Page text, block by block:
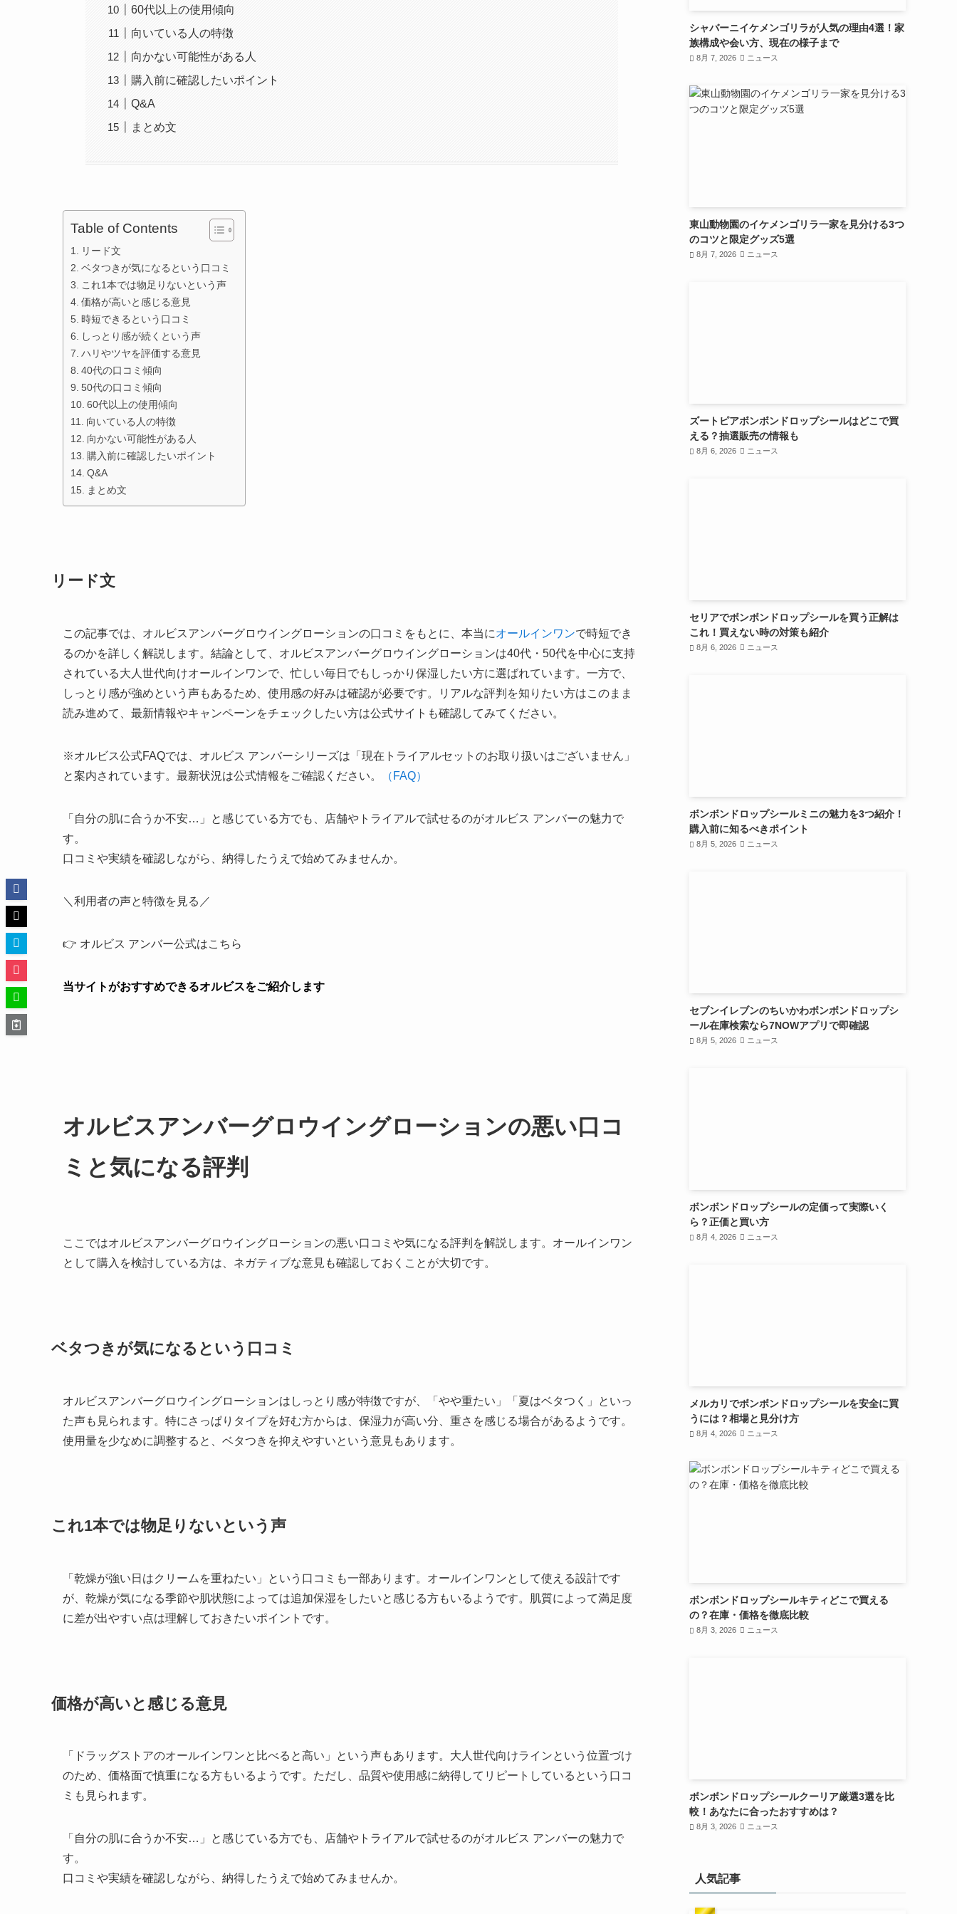
60代以上の使用傾向
向いている人の特徴
向かない可能性がある人
購入前に確認したいポイント
Q&A
まとめ文
Table of Contents
リード文
ベタつきが気になるという口コミ
これ1本では物足りないという声
価格が高いと感じる意見
時短できるという口コミ
しっとり感が続くという声
ハリやツヤを評価する意見
40代の口コミ傾向
50代の口コミ傾向
60代以上の使用傾向
向いている人の特徴
向かない可能性がある人
購入前に確認したいポイント
Q&A
まとめ文
リード文
この記事では、オルビスアンバーグロウイングローションの口コミをもとに、本当にオールインワンで時短でき
るのかを詳しく解説します。結論として、オルビスアンバーグロウイングローションは40代・50代を中心に支持
されている大人世代向けオールインワンで、忙しい毎日でもしっかり保湿したい方に選ばれています。一方で、
しっとり感が強めという声もあるため、使用感の好みは確認が必要です。リアルな評判を知りたい方はこのまま
読み進めて、最新情報やキャンペーンをチェックしたい方は公式サイトも確認してみてください。
※オルビス公式FAQでは、オルビス アンバーシリーズは「現在トライアルセットのお取り扱いはございません」
と案内されています。最新状況は公式情報をご確認ください。
（FAQ）
「自分の肌に合うか不安…」と感じている方でも、店舗やトライアルで試せるのがオルビス アンバーの魅力で
す。
口コミや実績を確認しながら、納得したうえで始めてみませんか。
＼利用者の声と特徴を見る／
👉 オルビス アンバー公式はこちら
当サイトがおすすめできるオルビスをご紹介します
オルビスアンバーグロウイングローションの悪い口コ
ミと気になる評判
ここではオルビスアンバーグロウイングローションの悪い口コミや気になる評判を解説します。オールインワン
として購入を検討している方は、ネガティブな意見も確認しておくことが大切です。
ベタつきが気になるという口コミ
オルビスアンバーグロウイングローションはしっとり感が特徴ですが、「やや重たい」「夏はベタつく」といっ
た声も見られます。特にさっぱりタイプを好む方からは、保湿力が高い分、重さを感じる場合があるようです。
使用量を少なめに調整すると、ベタつきを抑えやすいという意見もあります。
これ1本では物足りないという声
「乾燥が強い日はクリームを重ねたい」という口コミも一部あります。オールインワンとして使える設計です
が、乾燥が気になる季節や肌状態によっては追加保湿をしたいと感じる方もいるようです。肌質によって満足度
に差が出やすい点は理解しておきたいポイントです。
価格が高いと感じる意見
「ドラッグストアのオールインワンと比べると高い」という声もあります。大人世代向けラインという位置づけ
のため、価格面で慎重になる方もいるようです。ただし、品質や使用感に納得してリピートしているという口コ
ミも見られます。
「自分の肌に合うか不安…」と感じている方でも、店舗やトライアルで試せるのがオルビス アンバーの魅力で
す。
口コミや実績を確認しながら、納得したうえで始めてみませんか。
シャバーニイケメンゴリラが人気の理由4選！家
族構成や会い方、現在の様子まで
8月 7, 2026 ニュース
東山動物園のイケメンゴリラ一家を見分ける3つ
のコツと限定グッズ5選
8月 7, 2026 ニュース
ズートピアボンボンドロップシールはどこで買
える？抽選販売の情報も
8月 6, 2026 ニュース
セリアでボンボンドロップシールを買う正解は
これ！買えない時の対策も紹介
8月 6, 2026 ニュース
ボンボンドロップシールミニの魅力を3つ紹介！
購入前に知るべきポイント
8月 5, 2026 ニュース
セブンイレブンのちいかわボンボンドロップシ
ール在庫検索なら7NOWアプリで即確認
8月 5, 2026 ニュース
ボンボンドロップシールの定価って実際いく
ら？正価と買い方
8月 4, 2026 ニュース
メルカリでボンボンドロップシールを安全に買
うには？相場と見分け方
8月 4, 2026 ニュース
ボンボンドロップシールキティどこで買える
の？在庫・価格を徹底比較
8月 3, 2026 ニュース
ボンボンドロップシールクーリア厳選3選を比
較！あなたに合ったおすすめは？
8月 3, 2026 ニュース
人気記事